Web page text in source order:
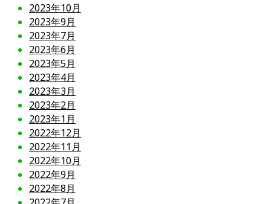
2023年10月
2023年9月
2023年7月
2023年6月
2023年5月
2023年4月
2023年3月
2023年2月
2023年1月
2022年12月
2022年11月
2022年10月
2022年9月
2022年8月